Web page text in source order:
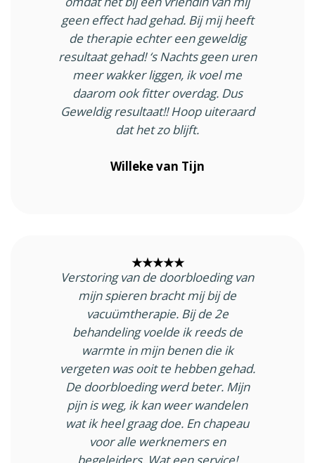
geen effect had gehad. Bij mij heeft
de therapie echter een geweldig
resultaat gehad! ‘s Nachts geen uren
meer wakker liggen, ik voel me
daarom ook fitter overdag. Dus
Geweldig resultaat!! Hoop uiteraard
dat het zo blijft.
Willeke van Tijn
★★★★★
Verstoring van de doorbloeding van
mijn spieren bracht mij bij de
vacuümtherapie. Bij de 2e
behandeling voelde ik reeds de
warmte in mijn benen die ik
vergeten was ooit te hebben gehad.
De doorbloeding werd beter. Mijn
pijn is weg, ik kan weer wandelen
wat ik heel graag doe. En chapeau
voor alle werknemers en